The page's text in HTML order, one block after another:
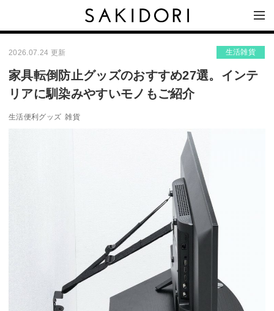
2026.07.24 更新 生活雑貨
家具転倒防止グッズのおすすめ27選。インテ
リアに馴染みやすいモノもご紹介
生活便利グッズ 雑貨